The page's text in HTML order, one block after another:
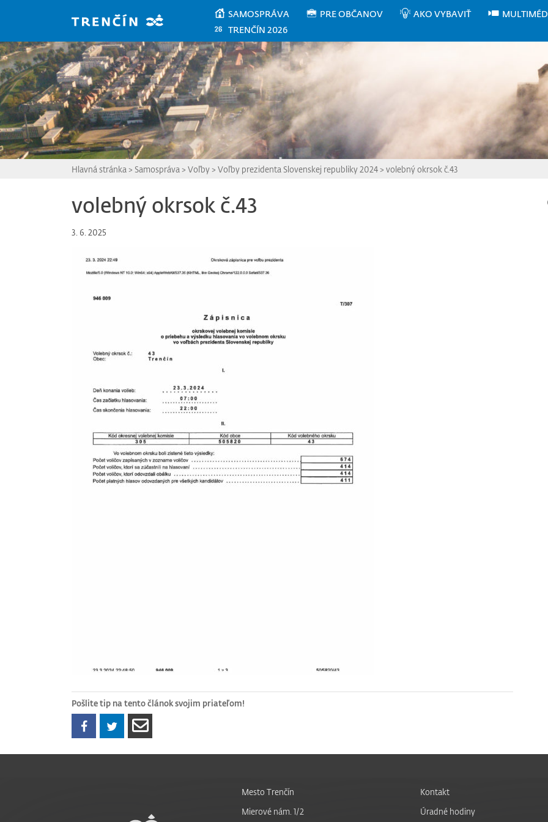
SAMOSPRÁVA PRE OBČANOV AKO VYBAVIŤ
TRENČÍN 2026
Hlavná stránka > Samospráva > Voľby> Voľby prezidenta Slovenskej republiky 2024> volebný okrsok č.43
volebný okrsok č.43
3. 6. 2025
Pošlite tip na tento článok svojim priateľom!
Mesto Trenčín
Mierové nám. 1/2
Kontakt
Úradné hodiny